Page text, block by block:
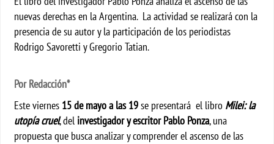
nuevas derechas en la Argentina. La actividad se realizará con la
presencia de su autor y la participación de los periodistas
Rodrigo Savoretti y Gregorio Tatian.
Por Redacción*
Este viernes 15 de mayo a las 19se presentará el libro Milei: la
utopía cruel, del investigador y escritor Pablo Ponza, una
propuesta que busca analizar y comprender el ascenso de las